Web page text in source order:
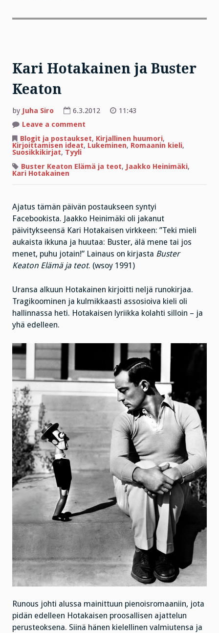
Kari Hotakainen ja Buster
Keaton
by Juha Siro 6.3.2012
11:43
Leave a comment
Hotakainen
ja
Blogit ja postaukset, Kirjallinen huumori,
Kirjoittamisen ideat, Lukeminen, Romaanin kieli,
Suosikkikirjat, Tyyli
Buster Keaton Elämä ja teot, Jaakko Heinimäki,
Kari Hotakainen
Ajatus tämän päivän postaukseen syntyi
Facebookista. Jaakko Heinimäki oli jakanut
päivitykseensä Kari Hotakaisen virkkeen: ”Teki mieli
aukaista ikkuna ja huutaa: Buster, älä mene tai jos
menet, puhu jotain!” Lainaus on kirjasta Buster
Keaton Elämä ja teot. (wsoy 1991)
Uransa alkuun Hotakainen kirjoitti neljä runokirjaa.
Tragikoominen ja kulmikkaasti assosioiva kieli oli
hallinnassa heti. Hotakaisen lyriikka kolahti silloin – ja
yhä edelleen.
Runous johti alussa mainittuun pienoisromaaniin, jota
pidän edelleen Hotakaisen proosallisen ajattelun
perusteoksena. Siinä hänen kielellinen valmiutensa ja